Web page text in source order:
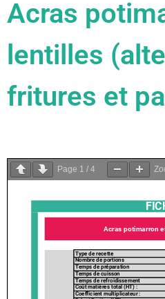
Acras
lentilles
fritures et
Page 1 / 4